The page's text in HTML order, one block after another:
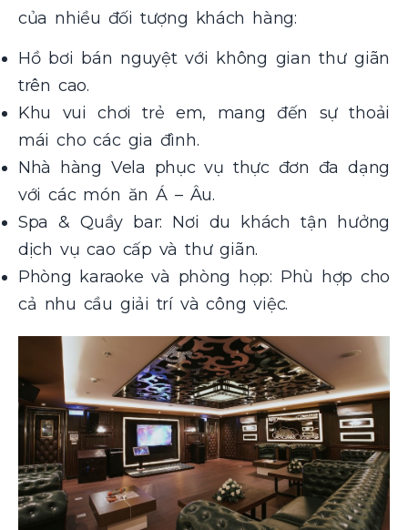
của nhiều đối tượng khách hàng:
Hồ bơi bán nguyệt với không gian thư giãn
trên cao.
Khu vui chơi trẻ em, mang đến sự thoải
mái cho các gia đình.
Nhà hàng Vela phục vụ thực đơn đa dạng
với các món ăn Á – Âu.
Spa & Quầy bar: Nơi du khách tận hưởng
dịch vụ cao cấp và thư giãn.
Phòng karaoke và phòng họp: Phù hợp cho
cả nhu cầu giải trí và công việc.